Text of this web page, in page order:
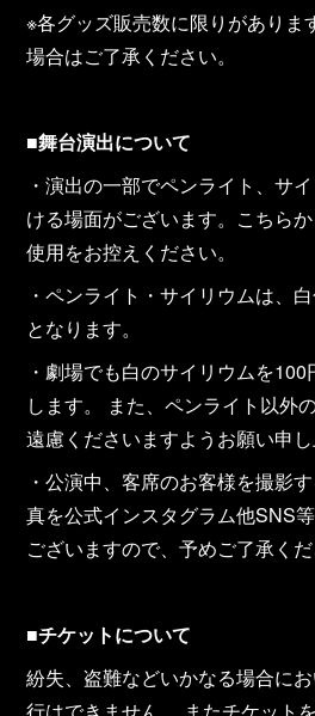
※各グッズ販売数に限りがありま
場合はご了承ください。
■舞台演出について
・演出の一部でペンライト、サ
ける場面がございます。こちらか
使用をお控えください。
・ペンライト・サイリウムは、
となります。
・劇場でも白のサイリウムを
します。 また、ペンライト以外
遠慮くださいますようお願い申
・公演中、客席のお客様を撮影
真を公式インスタグラム他SNS
ございますので、予めご了承く
■チケットについて
紛失、盗難などいかなる場合に